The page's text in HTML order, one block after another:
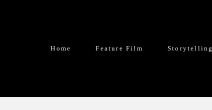
Home Feature Film Storytelling